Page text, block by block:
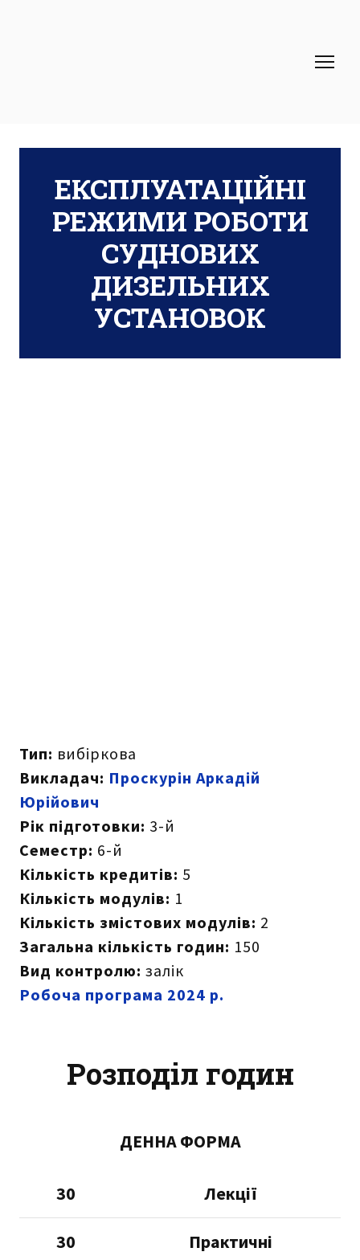
ЕКСПЛУАТАЦІЙНІ
РЕЖИМИ РОБОТИ
СУДНОВИХ
ДИЗЕЛЬНИХ
УСТАНОВОК
Тип: вибіркова
Викладач: Проскурін Аркадій
Юрійович
Рік підготовки: 3-й
Семестр: 6-й
Кількість кредитів: 5
Кількість модулів: 1
Кількість змістових модулів: 2
Загальна кількість годин: 150
Вид контролю: залік
Робоча програма 2024 р.
Розподіл годин
ДЕННА ФОРМА
Лекції
30
Практичні
30